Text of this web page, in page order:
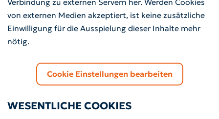
Verbindung zu externen Servern her. Werden Cookies
von externen Medien akzeptiert, ist keine zusätzliche
Einwilligung für die Ausspielung dieser Inhalte mehr
nötig.
Cookie Einstellungen bearbeiten
WESENTLICHE COOKIES